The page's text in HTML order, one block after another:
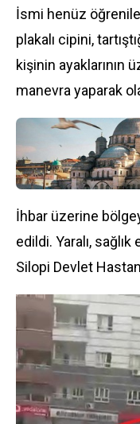
İsmi henüz
plakalı cipini,
kişinin ayaklarının
manevra yaparak
İhbar üzerine
edildi. Yaralı,
Silopi Devlet